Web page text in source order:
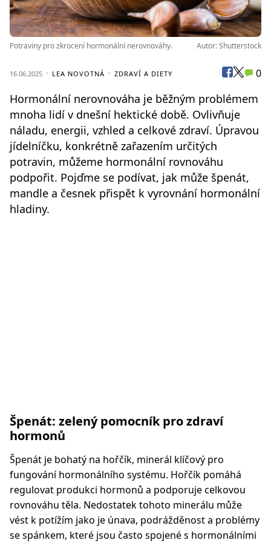
Potraviny pro zkrocení hormonální nerovnováhy. Autor: Shutterstock
16.06.2025 LEA NOVOTNÁ ZDRAVÍ A DIETY 0
Hormonální nerovnováha je běžným problémem
mnoha lidí v dnešní hektické době. Ovlivňuje
náladu, energii, vzhled a celkové zdraví. Úpravou
jídelníčku, konkrétně zařazením určitých
potravin, můžeme hormonální rovnováhu
podpořit. Pojďme se podívat, jak může špenát,
mandle a česnek přispět k vyrovnání hormonální
hladiny.
Špenát: zelený pomocník pro zdraví
hormonů
Špenát je bohatý na hořčík, minerál klíčový pro
fungování hormonálního systému. Hořčík pomáhá
regulovat produkci hormonů a podporuje celkovou
rovnováhu těla. Nedostatek tohoto minerálu může
vést k potížím jako je únava, podrážděnost a problémy
se spánkem, které jsou často spojené s hormonálními